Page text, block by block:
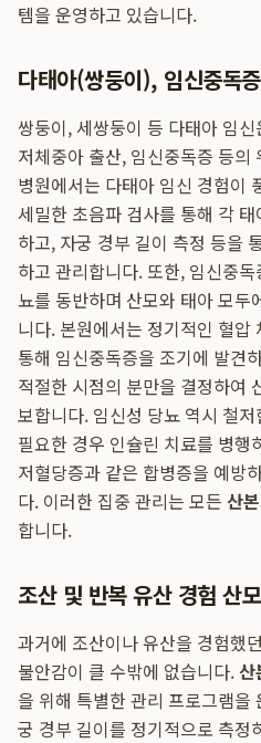
템을 운영하고 있습니다.
다태아(쌍둥이), 임신중독
쌍둥이, 세쌍둥이 등 다태아 임
저체중아 출산, 임신중독증 등의
병원에서는 다태아 임신 경험이
세밀한 초음파 검사를 통해 각
하고, 자궁 경부 길이 측정 등을
하고 관리합니다. 또한, 임신중
뇨를 동반하며 산모와 태아 모두
니다. 본원에서는 정기적인 혈압
통해 임신중독증을 조기에 발견
적절한 시점의 분만을 결정하여
보합니다. 임신성 당뇨 역시 철
필요한 경우 인슐린 치료를 병
저혈당증과 같은 합병증을 예방
다. 이러한 집중 관리는 모든 산
합니다.
조산 및 반복 유산 경험 산
과거에 조산이나 유산을 경험했
불안감이 클 수밖에 없습니다. 산
을 위해 특별한 관리 프로그램
궁 경부 길이를 정기적으로 측정